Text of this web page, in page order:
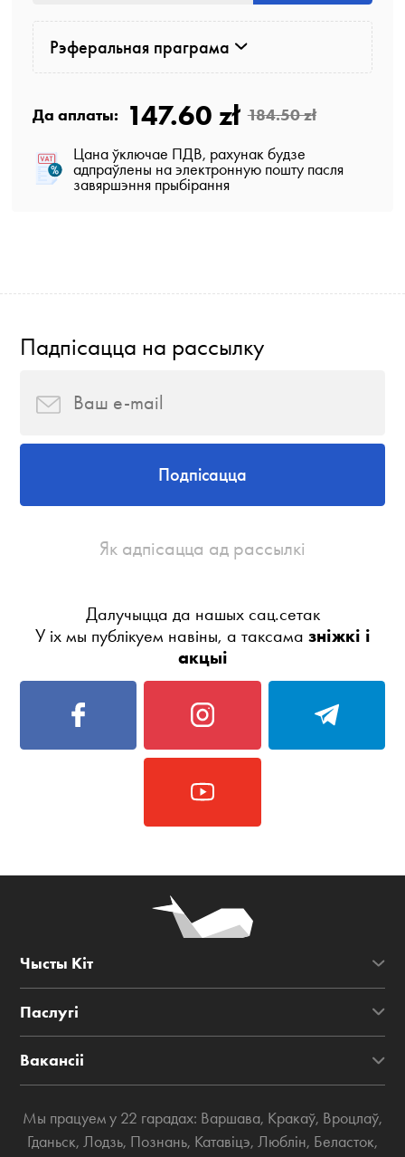
Рэферальная праграма
Да аплаты: 147.60 zł 184.50 zł
Цана ўключае ПДВ, рахунак будзе
адпраўлены на электронную пошту пасля
завяршэння прыбірання
Падпісацца на рассылку
Подпісацца
Як адпісацца ад рассылкі
Далучыцца да нашых сац.сетак
У іх мы публікуем навіны, а таксама зніжкі і
акцыі
Чысты Кіт
Паслугі
Вакансіі
Мы працуем у 22 гарадах: Варшава, Кракаў, Вроцлаў,
Гданьск, Лодзь, Познань, Катавіцэ, Люблін, Беласток,